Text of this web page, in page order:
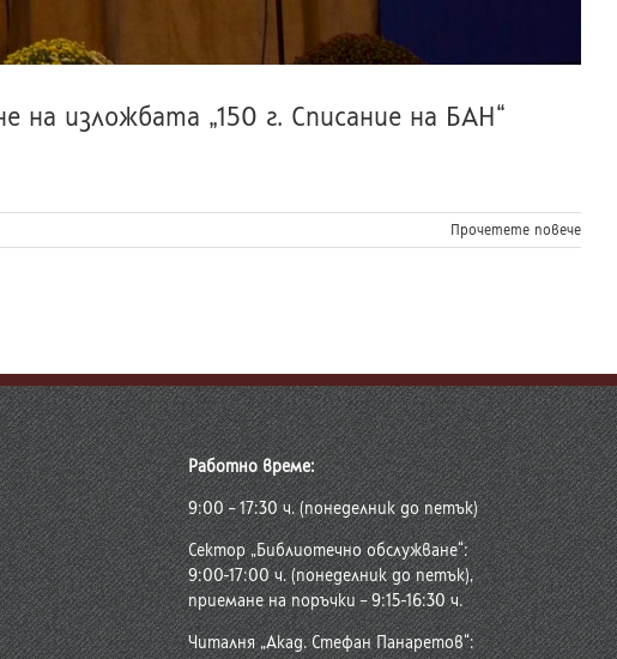
на изложбата „150 г. Списание на БАН“
Прочетете повече
Работно време:
9:00 – 17:30 ч. (понеделник до петък)
Сектор „Библиотечно обслужване“:
9:00-17:00 ч. (понеделник до петък),
приемане на поръчки – 9:15-16:30 ч.
Читалня „Акад. Стефан Панаретов“: